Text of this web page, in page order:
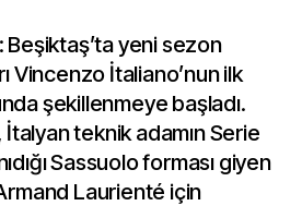
yeni sezon
Vincenzo İtaliano’nun ilk
şekillenmeye başladı.
İtalyan teknik adamın Serie
Sassuolo forması giyen
Laurienté için